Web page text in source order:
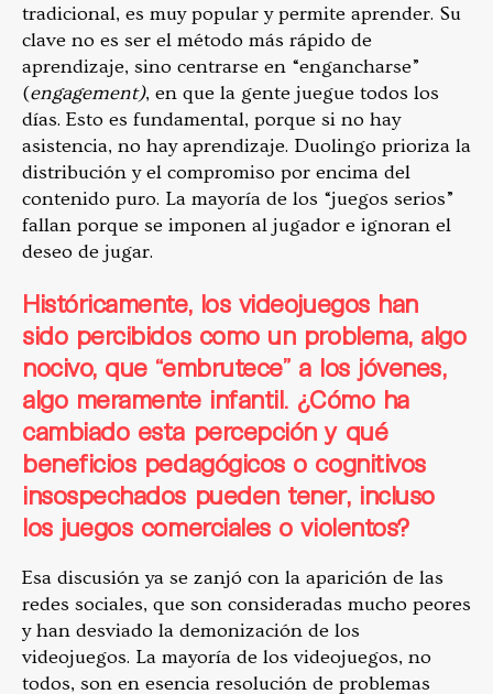
tradicional, es muy popular y permite aprender. Su
clave no es ser el método más rápido de
aprendizaje, sino centrarse en “engancharse”
(engagement), en que la gente juegue todos los
días. Esto es fundamental, porque si no hay
asistencia, no hay aprendizaje. Duolingo prioriza la
distribución y el compromiso por encima del
contenido puro. La mayoría de los “juegos serios”
fallan porque se imponen al jugador e ignoran el
deseo de jugar.
Históricamente, los videojuegos han
sido percibidos como un problema, algo
nocivo, que “embrutece” a los jóvenes,
algo meramente infantil. ¿Cómo ha
cambiado esta percepción y qué
beneficios pedagógicos o cognitivos
insospechados pueden tener, incluso
los juegos comerciales o violentos?
Esa discusión ya se zanjó con la aparición de las
redes sociales, que son consideradas mucho peores
y han desviado la demonización de los
videojuegos. La mayoría de los videojuegos, no
todos, son en esencia resolución de problemas